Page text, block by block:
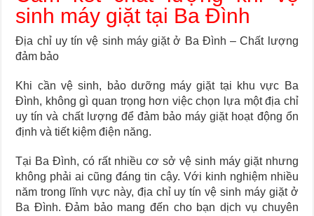
sinh máy giặt tại Ba Đình
Địa chỉ uy tín vệ sinh máy giặt ở Ba Đình – Chất lượng
đảm bảo
Khi cần vệ sinh, bảo dưỡng máy giặt tại khu vực Ba
Đình, không gì quan trọng hơn việc chọn lựa một địa chỉ
uy tín và chất lượng để đảm bảo máy giặt hoạt động ổn
định và tiết kiệm điện năng.
Tại Ba Đình, có rất nhiều cơ sở vệ sinh máy giặt nhưng
không phải ai cũng đáng tin cậy. Với kinh nghiệm nhiều
năm trong lĩnh vực này, địa chỉ uy tín vệ sinh máy giặt ở
Ba Đình. Đảm bảo mang đến cho bạn dịch vụ chuyên